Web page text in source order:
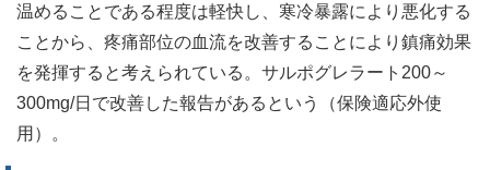
温めることである程度は軽快し、寒冷暴露により悪化する
ことから、疼痛部位の血流を改善することにより鎮痛効果
を発揮すると考えられている。サルポグレラート200～
300mg/日で改善した報告があるという（保険適応外使
用）。